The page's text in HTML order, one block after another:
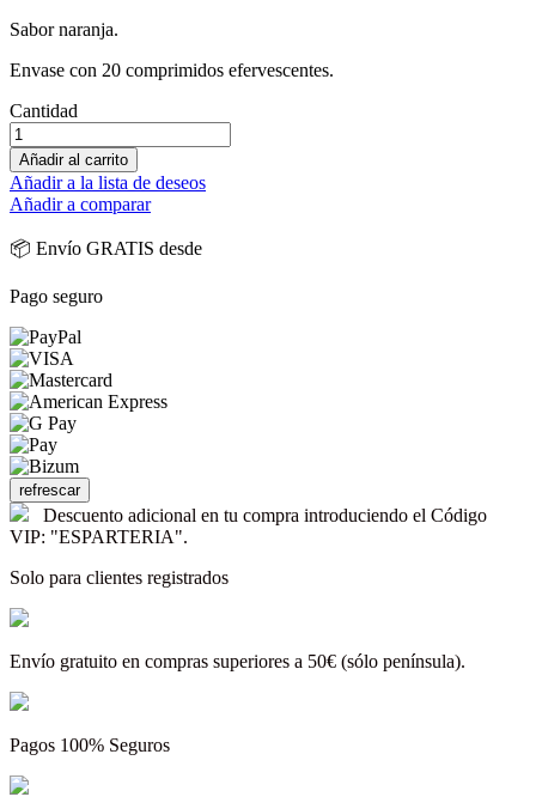
Sabor naranja.
Envase con 20 comprimidos efervescentes.
Cantidad
Añadir al carrito
Añadir a la lista de deseos
Añadir a comparar
📦 Envío GRATIS desde
Pago seguro
Descuento adicional en tu compra introduciendo el Código
VIP: "ESPARTERIA".
Solo para clientes registrados
Envío gratuito en compras superiores a 50€ (sólo península).
Pagos 100% Seguros